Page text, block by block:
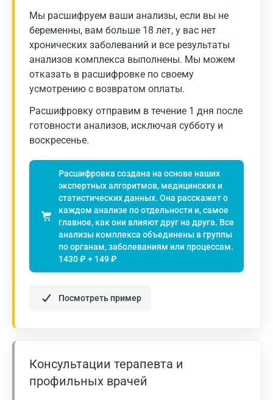
Мы расшифруем ваши анализы, если вы не
беременны, вам больше 18 лет, у вас нет
хронических заболеваний и все результаты
анализов комплекса выполнены. Мы можем
отказать в расшифровке по своему
усмотрению с возвратом оплаты.
Расшифровку отправим в течение 1 дня после
готовности анализов, исключая субботу и
воскресенье.
Расшифровка создана на основе наших
экспертных алгоритмов, медицинских и
статистических данных. Она расскажет о
каждом анализе по отдельности и, самое
главное, как они влияют друг на друга. Все
анализы комплекса объединены в группы
по органам, заболеваниям или процессам.
1430 ₽ + 149 ₽
Посмотреть пример
Консультации терапевта и
профильных врачей
Волжский
Вологда
Воронеж
Всеволожск
Гатчина
Геленджик
Дзержинск
Дзержинский
Дмитров
Долгопрудный
Домодедово
Екатеринбург
Зеленоград